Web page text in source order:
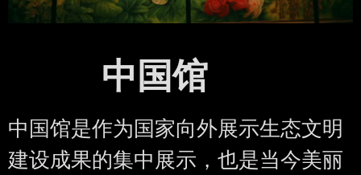
中国馆
中国馆是作为国家向外展示生态文明
建设成果的集中展示，也是当今美丽